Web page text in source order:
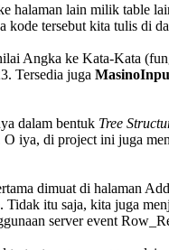
halaman lain milik table
kode tersebut kita tulis di
Angka ke Kata-Kata
Tersedia juga
dalam bentuk Tree
iya, di project ini juga
dimuat di halaman
itu saja, kita juga
server event